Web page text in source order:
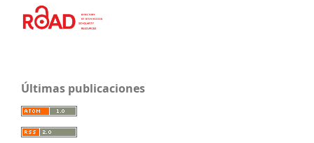
Últimas publicaciones